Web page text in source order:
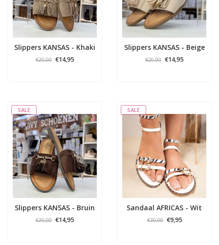
Slippers KANSAS - Khaki
€20,00 €14,95
Slippers KANSAS - Beige
€20,00 €14,95
SALE
Slippers KANSAS - Bruin
€20,00 €14,95
SALE
Sandaal AFRICAS - Wit
€30,00 €9,95